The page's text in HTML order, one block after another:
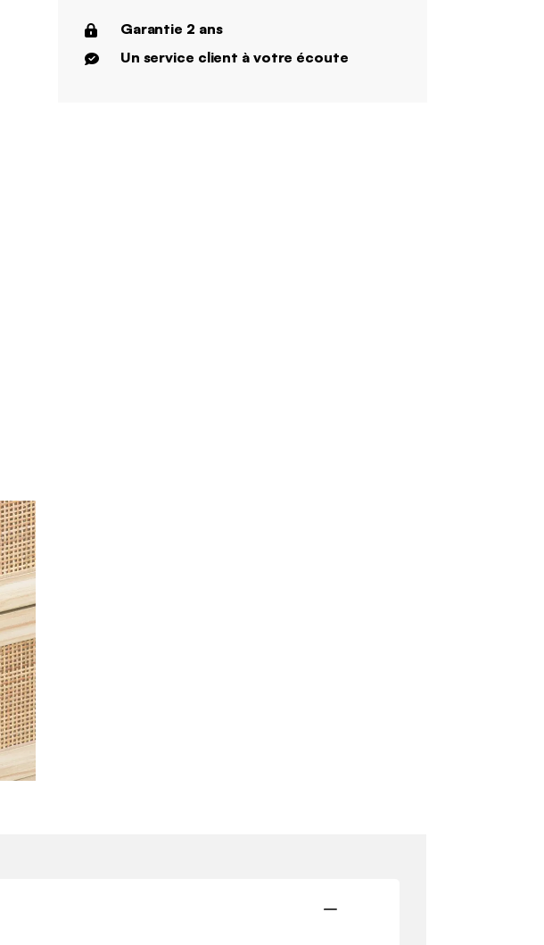
Garantie 2 ans
Un service client à votre écoute